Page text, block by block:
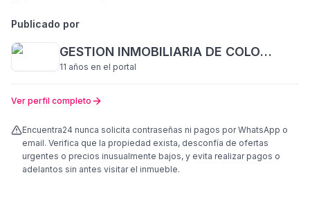
Publicado por
GESTION INMOBILIARIA DE COLOMBIA
11 años en el portal
Ver perfil completo
Encuentra24 nunca solicita contraseñas ni pagos por WhatsApp o
email. Verifica que la propiedad exista, desconfía de ofertas
urgentes o precios inusualmente bajos, y evita realizar pagos o
adelantos sin antes visitar el inmueble.